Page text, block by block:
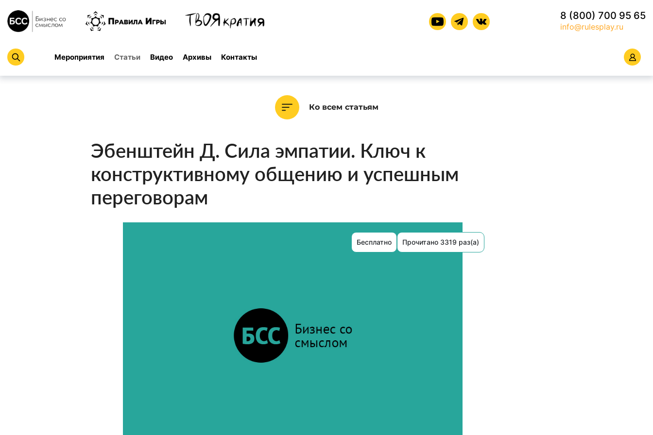
8 (800) 700 95 65
info@rulesplay.ru
Мероприятия Статьи Видео Архивы Контакты
Ко всем статьям
Эбенштейн Д. Сила эмпатии. Ключ к
конструктивному общению и успешным
переговорам
Бесплатно Прочитано 3319 раз(а)